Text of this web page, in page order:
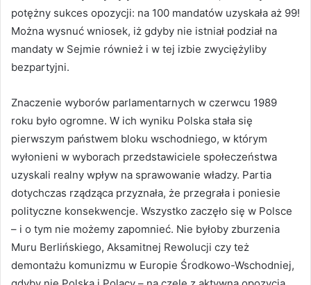
potężny sukces opozycji: na 100 mandatów uzyskała aż 99!
Można wysnuć wniosek, iż gdyby nie istniał podział na
mandaty w Sejmie również i w tej izbie zwyciężyliby
bezpartyjni.
Znaczenie wyborów parlamentarnych w czerwcu 1989
roku było ogromne. W ich wyniku Polska stała się
pierwszym państwem bloku wschodniego, w którym
wyłonieni w wyborach przedstawiciele społeczeństwa
uzyskali realny wpływ na sprawowanie władzy. Partia
dotychczas rządząca przyznała, że przegrała i poniesie
polityczne konsekwencje. Wszystko zaczęło się w Polsce
– i o tym nie możemy zapomnieć. Nie byłoby zburzenia
Muru Berlińskiego, Aksamitnej Rewolucji czy też
demontażu komunizmu w Europie Środkowo-Wschodniej,